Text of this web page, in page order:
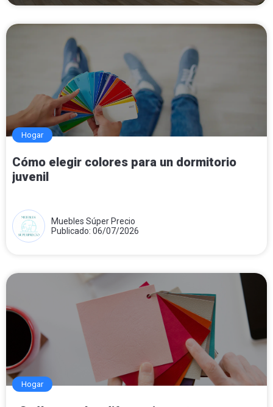
Hogar
Cómo elegir colores para un dormitorio
juvenil
Muebles Súper Precio
Publicado: 06/07/2026
Hogar